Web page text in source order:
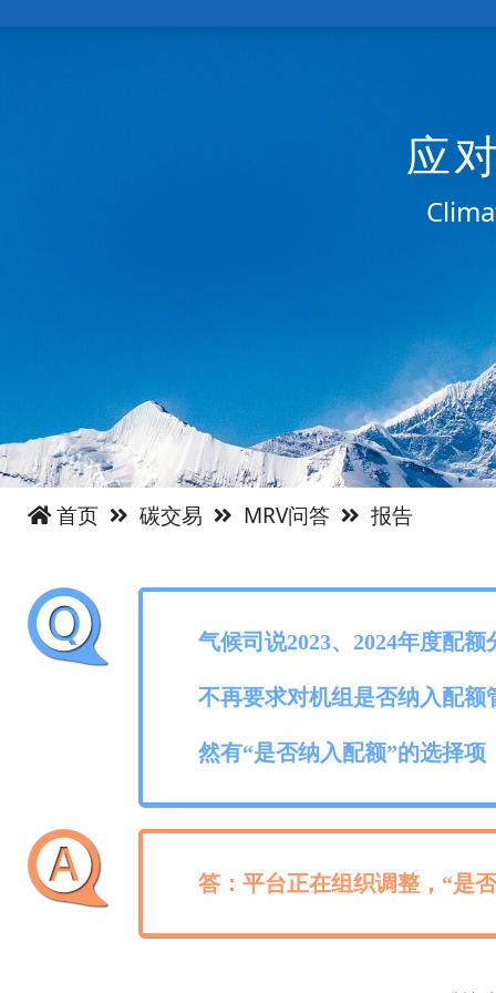
应
首页 碳交易 MRV问答 报告
气候司说2023、2024年度配
不再要求对机组是否纳入配
然有“是否纳入配额”的选择
答：平台正在组织调整，“是